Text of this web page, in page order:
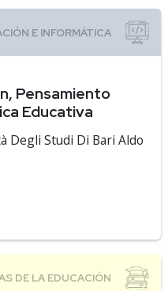
Pensamiento
Educativa
Degli Studi Di Bari Aldo